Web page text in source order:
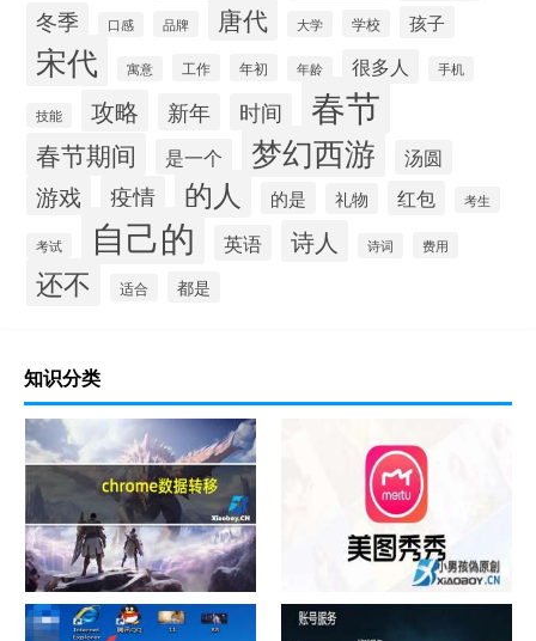
冬季 口感 品牌 唐代 大学 学校 孩子
宋代 寓意 工作 年初 年龄 很多人 手机
技能 攻略 新年 时间 春节
春节期间 是一个 梦幻西游 汤圆
游戏 疫情 的人 的是 礼物 红包 考生
考试 自己的 英语 诗人 诗词 费用
还不 适合 都是
知识分类
chrome数据转移 怎样给照片换背景